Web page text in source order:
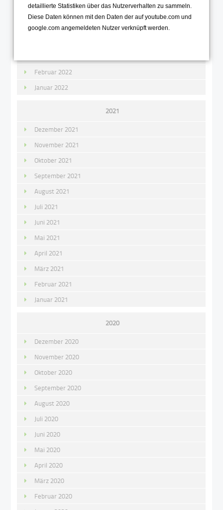
Juni 2022
Mai 2022
Februar 2022
Januar 2022
2021
Dezember 2021
November 2021
Oktober 2021
September 2021
August 2021
Juli 2021
Juni 2021
Mai 2021
April 2021
März 2021
Februar 2021
Januar 2021
2020
Dezember 2020
November 2020
Oktober 2020
September 2020
August 2020
Juli 2020
Juni 2020
Mai 2020
April 2020
März 2020
Februar 2020
detaillierte Statistiken über das Nutzerverhalten zu sammeln.
Diese Daten können mit den Daten der auf youtube.com und
google.com angemeldeten Nutzer verknüpft werden.